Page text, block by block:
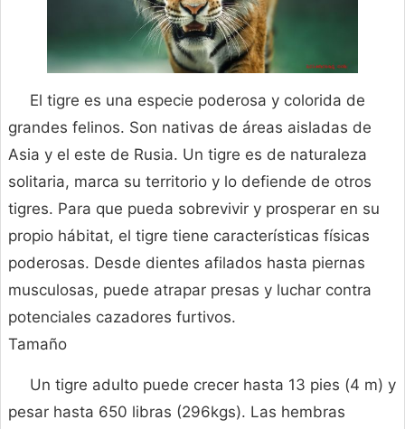
El tigre es una especie poderosa y colorida de
grandes felinos. Son nativas de áreas aisladas de
Asia y el este de Rusia. Un tigre es de naturaleza
solitaria, marca su territorio y lo defiende de otros
tigres. Para que pueda sobrevivir y prosperar en su
propio hábitat, el tigre tiene características físicas
poderosas. Desde dientes afilados hasta piernas
musculosas, puede atrapar presas y luchar contra
potenciales cazadores furtivos.
Tamaño
Un tigre adulto puede crecer hasta 13 pies (4 m) y
pesar hasta 650 libras (296kgs). Las hembras